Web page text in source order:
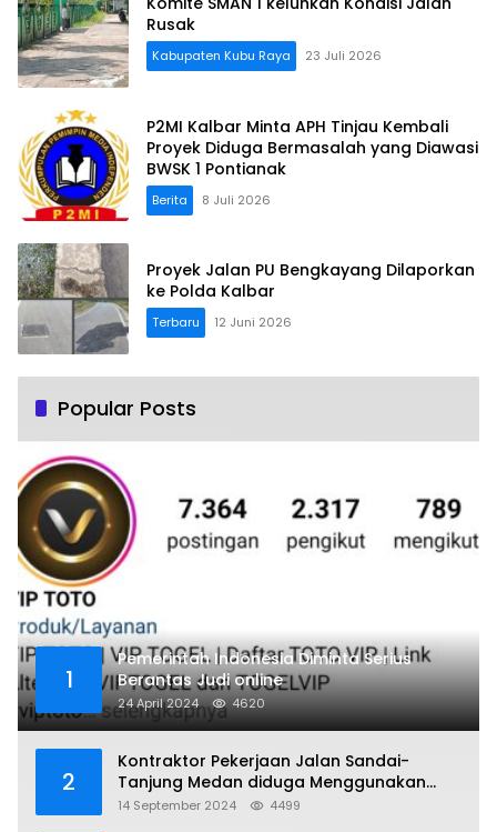
Rusak
Kabupaten Kubu Raya 23 Juli 2026
P2MI Kalbar Minta APH Tinjau Kembali
Proyek Diduga Bermasalah yang Diawasi
BWSK 1 Pontianak
Berita 8 Juli 2026
Proyek Jalan PU Bengkayang Dilaporkan
ke Polda Kalbar
Terbaru 12 Juni 2026
Popular Posts
1
Pemerintah Indonesia Diminta Serius
Berantas Judi online
24 April 2024 4620
2
Kontraktor Pekerjaan Jalan Sandai-
Tanjung Medan diduga Menggunakan
Matrial Tanah tak Berizin Resmi
14 September 2024 4499